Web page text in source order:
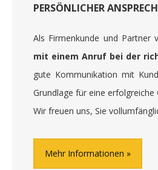
PERSÖNLICHER
Als Firmenkunde und Partner
mit einem Anruf bei der
gute Kommunikation mit
Grundlage für eine erfolgreiche
Wir freuen uns, Sie
Mehr Informationen